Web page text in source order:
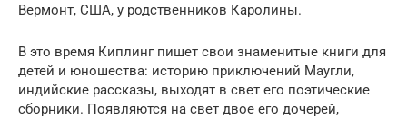
Вермонт, США, у родственников Каролины.
В это время Киплинг пишет свои знаменитые книги для
детей и юношества: историю приключений Маугли,
индийские рассказы, выходят в свет его поэтические
сборники. Появляются на свет двое его дочерей,